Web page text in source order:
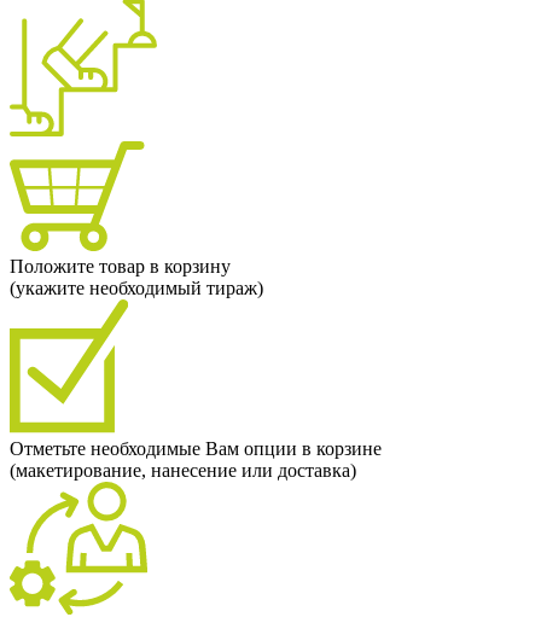
Положите товар в корзину
(укажите необходимый тираж)
Отметьте необходимые Вам опции в корзине
(макетирование, нанесение или доставка)